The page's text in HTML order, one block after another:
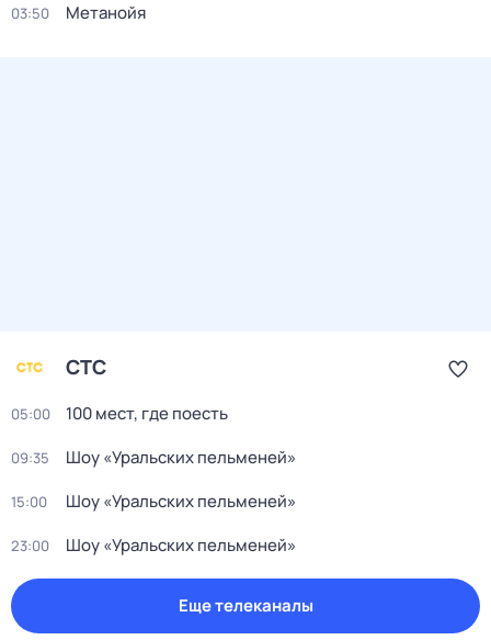
03:50 Метанойя
СТС
05:00 100 мест, где поесть
09:35 Шоу «Уральских пельменей»
15:00 Шоу «Уральских пельменей»
23:00 Шоу «Уральских пельменей»
Еще телеканалы